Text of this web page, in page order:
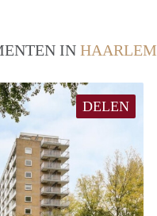
IN HAARLEM
DELEN